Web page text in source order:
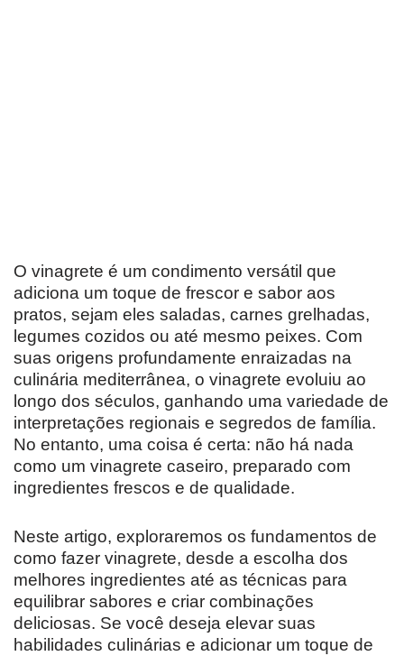
O vinagrete é um condimento versátil que
adiciona um toque de frescor e sabor aos
pratos, sejam eles saladas, carnes grelhadas,
legumes cozidos ou até mesmo peixes. Com
suas origens profundamente enraizadas na
culinária mediterrânea, o vinagrete evoluiu ao
longo dos séculos, ganhando uma variedade de
interpretações regionais e segredos de família.
No entanto, uma coisa é certa: não há nada
como um vinagrete caseiro, preparado com
ingredientes frescos e de qualidade.
Neste artigo, exploraremos os fundamentos de
como fazer vinagrete, desde a escolha dos
melhores ingredientes até as técnicas para
equilibrar sabores e criar combinações
deliciosas. Se você deseja elevar suas
habilidades culinárias e adicionar um toque de